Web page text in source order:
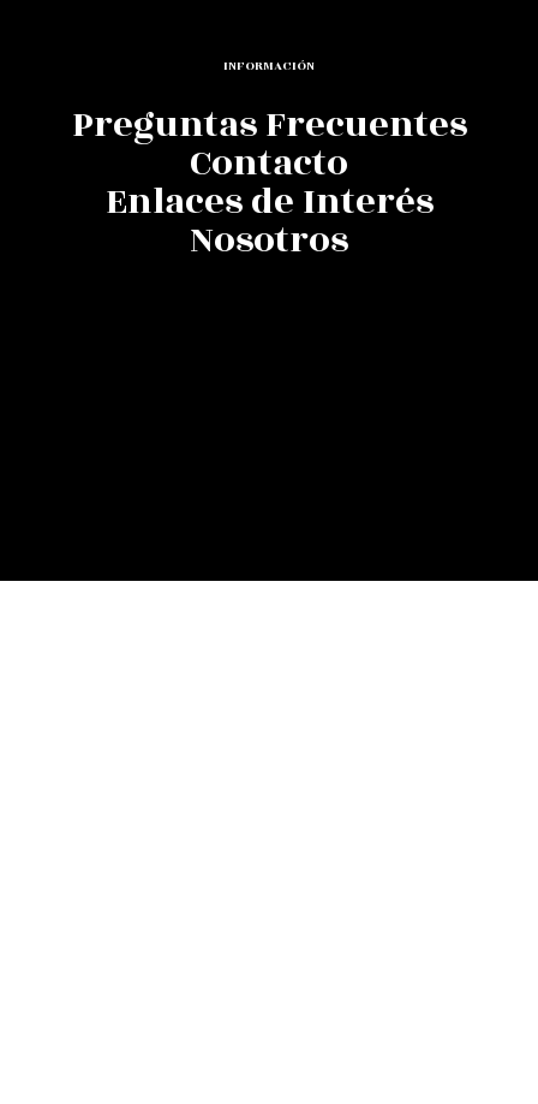
INFORMACIÓN
Preguntas Frecuentes
Contacto
Enlaces de Interés
Nosotros